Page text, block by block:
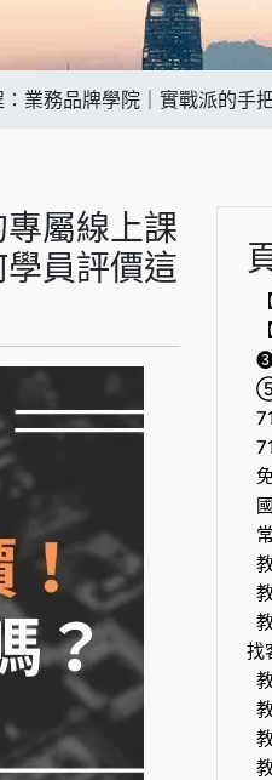
業務品牌學院｜實戰派的手
屬線上課
員評價這
❸
⑤
找